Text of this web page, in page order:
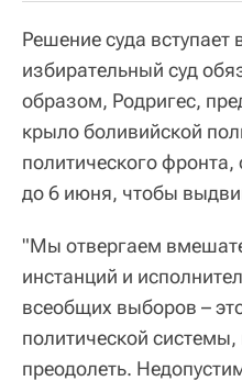
Решение суда вступает
избирательный суд
образом, Родригес,
крыло боливийской
политического фронта,
до 6 июня, чтобы
"Мы отвергаем
инстанций и
всеобщих выборов –
политической
преодолеть.